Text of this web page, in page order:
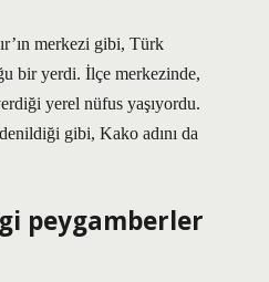
merkezi gibi, Türk
bir yerdi. İlçe merkezinde,
yerel nüfus yaşıyordu.
gibi, Kako adını da
peygamberler